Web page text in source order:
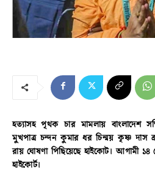
হত্যাসহ পৃথক চার মামলায় বাংলাদেশ
মুখপাত্র চন্দন কুমার ধর চিন্ময় কৃষ্ণ দাস
রায় ঘোষণা পিছিয়েছে হাইকোট। আগামী ১৪
হাইকোর্ট।